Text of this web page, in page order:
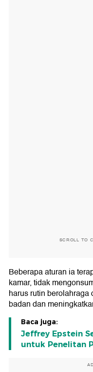
SCROLL TO
Beberapa aturan ia
kamar, tidak
harus rutin
badan dan
Baca juga:
Jeffrey Epstein
untuk Penelitan